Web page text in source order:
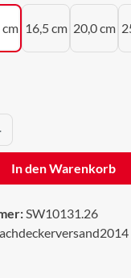
cm 16,5 cm 20,0 cm
Gib den
In den Warenkorb
SW10131.26